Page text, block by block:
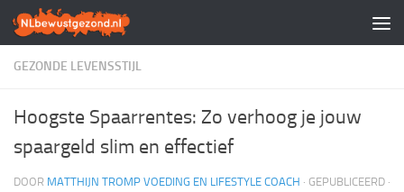
Doorgaan naar inhoud
GEZONDE LEVENSSTIJL
Hoogste Spaarrentes: Zo verhoog je jouw
spaargeld slim en effectief
DOOR MATTHIJN TROMP VOEDING EN LIFESTYLE COACH · GEPUBLICEERD ·